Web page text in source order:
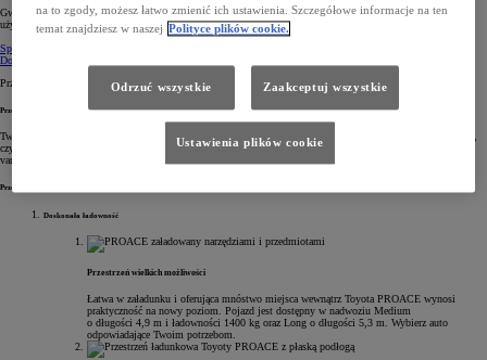
Gwarancja mobilności to dodatkowa ochrona dla Twojej firmy w przypadku awarii Twojego pojazdu
użytkowego.
Sprawdź
Dowiedz się więcej o Toyota Professional
Przestrzeń i ładowność
Przestrzeń wielkich możliwości
Twój najbardziej oddany pracownik, PROACE, z łatwością zrealizuje wszystkie zadania. Niezależnie od tego,
czy właśnie założyłeś swoją firmę, czy prowadzisz ją od lat, Toyota PROACE może stać się dokładnie takim
vanem, jakiego potrzebujesz.
Przestrzeń i ładowność
Doskonała ładowność
Przestrzeń wielkich możliwości
Łatwa w załadunku i oferująca mnóstwo miejsca wewnątrz Toyota PROACE wynosi
praktyczność na nowy poziom. Pojazd jest dostępny w nadwoziu Medium
o długości 4,9 m i ładowności 1400 kg oraz Long o długości 5,3 m. Wybierz auto
odpowiadające Twoim potrzebom.
na to zgody, możesz łatwo zmienić ich ustawienia. Szczegółowe informacje na ten
temat znajdziesz w naszej Polityce plików cookie.
Odrzuć wszystkie Zaakceptuj wszystkie
Ustawienia plików cookie